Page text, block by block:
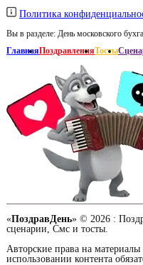
Политика
Вы в разделе: День московского
ГлавнаяПоздравленияТосты
«ПоздравДень» © 2026 :
сценарии, Смс и тосты.
Авторские права на
использовании контента